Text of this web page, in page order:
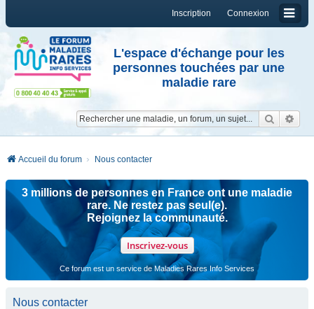
Connexion
Inscription
L'espace d'échange pour les
personnes touchées par une
maladie rare
Accueil du forum Nous contacter
3 millions de personnes en France ont une maladie
rare. Ne restez pas seul(e).
Rejoignez la communauté.
Inscrivez-vous
Ce forum est un service de Maladies Rares Info Services
Nous contacter